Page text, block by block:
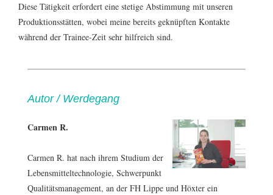
Diese Tätigkeit erfordert eine stetige Abstimmung mit unseren
Produktionsstätten, wobei meine bereits geknüpften Kontakte
während der Trainee-Zeit sehr hilfreich sind.
Autor / Werdegang
Carmen R.
Carmen R. hat nach ihrem Studium der
Lebensmitteltechnologie, Schwerpunkt
Qualitätsmanagement, an der FH Lippe und Höxter ein